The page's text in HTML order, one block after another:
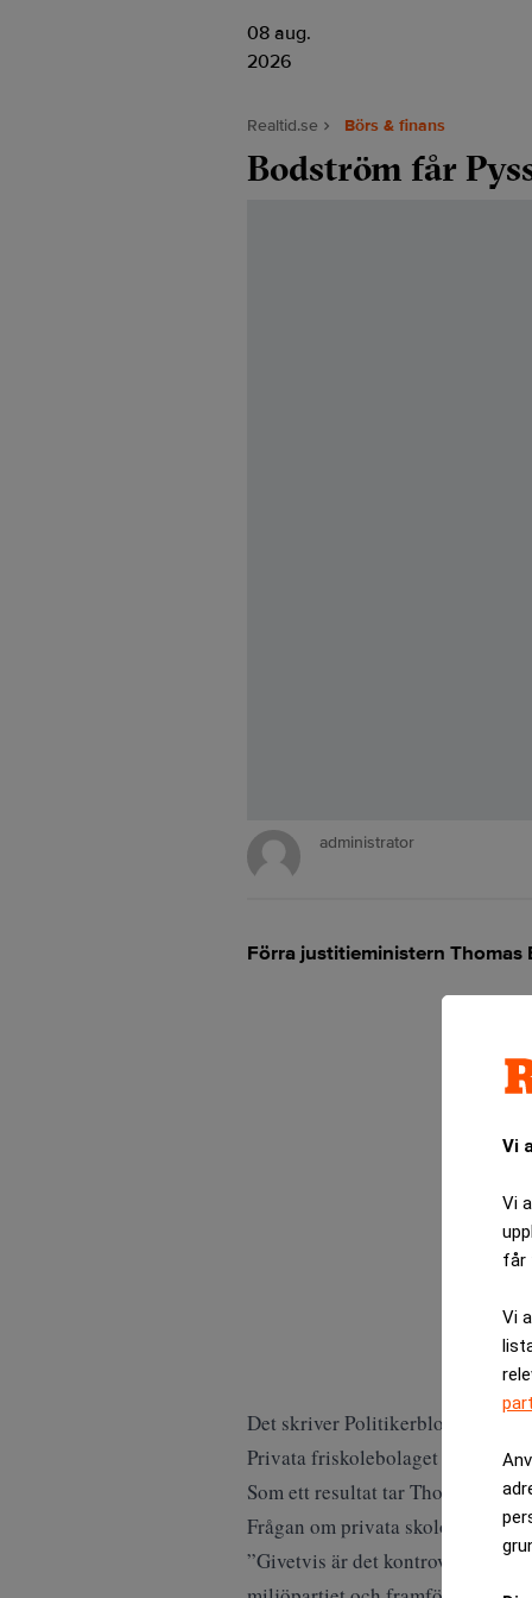
Vi
Vi
får
Vi
08 aug.
2026
Realtid.se Börs & finans
Bodström får
administrator
Förra justitieministern Thomas
Det skriver Politikerbloggen.
Privata friskolebolaget
Som ett resultat tar Thomas
Frågan om privata skolor och
”Givetvis är det kontroversiellt.